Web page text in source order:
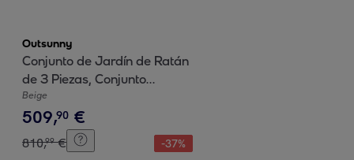
Outsunny
Conjunto de Jardín de Ratán
de 3 Piezas, Conjunto
Terraza Resistente, Muebles
Jardín Exterior Incluye
Cojines, Sofá de 3 Plazas,
Sofá de 2 Plazas con Mesa
Beige
509,90 €
810,99 € -37%